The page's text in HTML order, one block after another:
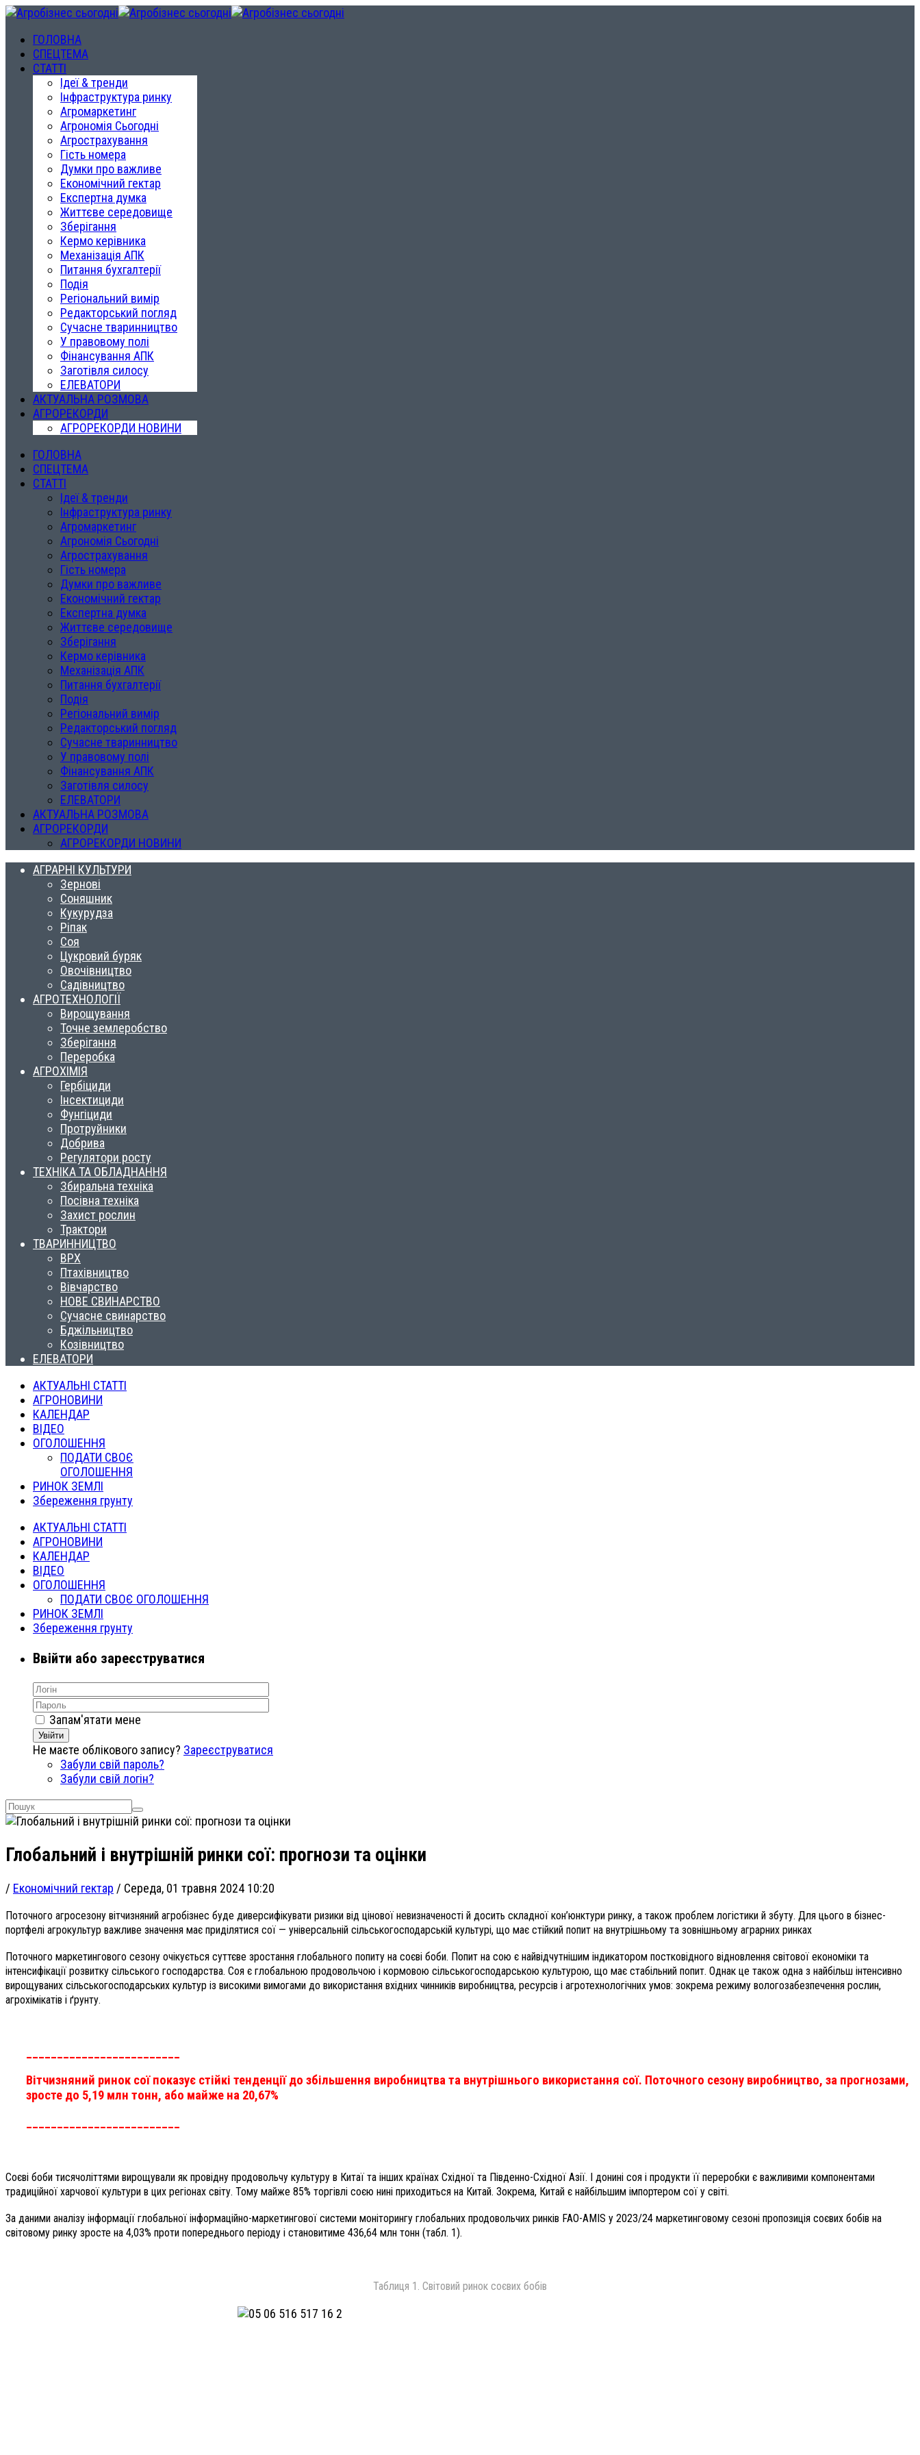
ГОЛОВНА
СПЕЦТЕМА
СТАТТІ
Ідеї & тренди
Інфраструктура ринку
Агромаркетинг
Агрономія Сьогодні
Агрострахування
Гість номера
Думки про важливе
Економічний гектар
Експертна думка
Життєве середовище
Зберігання
Кермо керівника
Механізація АПК
Питання бухгалтерії
Подія
Регіональний вимір
Редакторський погляд
Сучасне тваринництво
У правовому полі
Фінансування АПК
Заготівля силосу
ЕЛЕВАТОРИ
АКТУАЛЬНА РОЗМОВА
АГРОРЕКОРДИ
АГРОРЕКОРДИ НОВИНИ
ГОЛОВНА
СПЕЦТЕМА
СТАТТІ
Ідеї & тренди
Інфраструктура ринку
Агромаркетинг
Агрономія Сьогодні
Агрострахування
Гість номера
Думки про важливе
Економічний гектар
Експертна думка
Життєве середовище
Зберігання
Кермо керівника
Механізація АПК
Питання бухгалтерії
Подія
Регіональний вимір
Редакторський погляд
Сучасне тваринництво
У правовому полі
Фінансування АПК
Заготівля силосу
ЕЛЕВАТОРИ
АКТУАЛЬНА РОЗМОВА
АГРОРЕКОРДИ
АГРОРЕКОРДИ НОВИНИ
АГРАРНІ КУЛЬТУРИ
Зернові
Соняшник
Кукурудза
Ріпак
Соя
Цукровий буряк
Овочівництво
Садівництво
АГРОТЕХНОЛОГІЇ
Вирощування
Точне землеробство
Зберігання
Переробка
АГРОХІМІЯ
Гербіциди
Інсектициди
Фунгіциди
Протруйники
Добрива
Регулятори росту
ТЕХНІКА ТА ОБЛАДНАННЯ
Збиральна техніка
Посівна техніка
Захист рослин
Трактори
ТВАРИННИЦТВО
ВРХ
Птахівництво
Вівчарство
НОВЕ СВИНАРСТВО
Сучасне свинарство
Бджільництво
Козівництво
ЕЛЕВАТОРИ
АКТУАЛЬНІ СТАТТІ
АГРОНОВИНИ
КАЛЕНДАР
ВІДЕО
ОГОЛОШЕННЯ
ПОДАТИ СВОЄ
ОГОЛОШЕННЯ
РИНОК ЗЕМЛІ
Збереження грунту
АКТУАЛЬНІ СТАТТІ
АГРОНОВИНИ
КАЛЕНДАР
ВІДЕО
ОГОЛОШЕННЯ
ПОДАТИ СВОЄ ОГОЛОШЕННЯ
РИНОК ЗЕМЛІ
Збереження грунту
Ввійти або зареєструватися
Запам'ятати мене
Увійти
Не маєте облікового запису? Зареєструватися
Забули свій пароль?
Забули свій логін?
Глобальний і внутрішній ринки сої: прогнози та оцінки
/ Економічний гектар / Середа, 01 травня 2024 10:20
Поточного агросезону вітчизняний агробізнес буде диверсифікувати ризики від цінової невизначеності й досить складної кон’юнктури ринку, а також проблем логістики й збуту. Для цього в бізнес-
портфелі агрокультур важливе значення має приділятися сої — універсальній сільськогосподарській культурі, що має стійкий попит на внутрішньому та зовнішньому аграрних ринках
Поточного маркетингового сезону очікується суттєве зростання глобального попиту на соєві боби. Попит на сою є найвідчутнішим індикатором постковідного відновлення світової економіки та
інтенсифікації розвитку сільського господарства. Соя є глобальною продовольчою і кормовою сільськогосподарською культурою, що має стабільний попит. Однак це також одна з найбільш інтенсивно
вирощуваних сільськогосподарських культур із високими вимогами до використання вхідних чинників виробництва, ресурсів і агротехнологічних умов: зокрема режиму вологозабезпечення рослин,
агрохімікатів і ґрунту.
_________________________
Вітчизняний ринок сої показує стійкі тенденції до збільшення виробництва та внутрішнього використання сої. Поточного сезону виробництво, за прогнозами,
зросте до 5,19 млн тонн, або майже на 20,67%
_________________________
Соєві боби тисячоліттями вирощували як провідну продовольчу культуру в Китаї та інших країнах Східної та Південно-Східної Азії. І донині соя і продукти її переробки є важливими компонентами
традиційної харчової культури в цих регіонах світу. Тому майже 85% торгівлі соєю нині приходиться на Китай. Зокрема, Китай є найбільшим імпортером сої у світі.
За даними аналізу інформації глобальної інформаційно-маркетингової системи моніторингу глобальних продовольчих ринків FAO-AMIS у 2023/24 маркетинговому сезоні пропозиція соєвих бобів на
світовому ринку зросте на 4,03% проти попереднього періоду і становитиме 436,64 млн тонн (табл. 1).
Таблиця 1. Світовий ринок соєвих бобів